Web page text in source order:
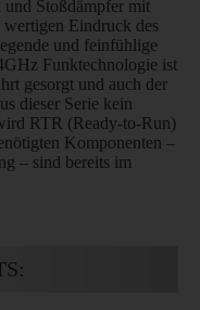
und Stoßdämpfer mit
wertigen Eindruck des
und feinfühlige
Funktechnologie ist
gesorgt und auch der
dieser Serie kein
RTR (Ready-to-Run)
Komponenten –
– sind bereits im